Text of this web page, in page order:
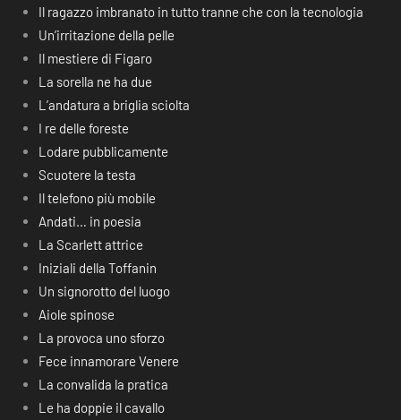
Il ragazzo imbranato in tutto tranne che con la tecnologia
Un’irritazione della pelle
Il mestiere di Figaro
La sorella ne ha due
L’andatura a briglia sciolta
I re delle foreste
Lodare pubblicamente
Scuotere la testa
Il telefono più mobile
Andati… in poesia
La Scarlett attrice
Iniziali della Toffanin
Un signorotto del luogo
Aiole spinose
La provoca uno sforzo
Fece innamorare Venere
La convalida la pratica
Le ha doppie il cavallo